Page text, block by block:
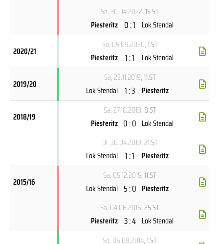
Sa, 30.04.2022, 15.ST
Piesteritz 0 : 1 Lok Stendal
2020/21
Sa, 05.09.2020, 1.ST
Piesteritz 1 : 1 Lok Stendal
2019/20
Sa, 23.11.2019, 11.ST
Lok Stendal 1 : 3 Piesteritz
2018/19
Sa, 27.10.2018, 8.ST
Piesteritz 0 : 0 Lok Stendal
Di, 30.04.2019, 21.ST
Lok Stendal 1 : 1 Piesteritz
2015/16
Sa, 05.12.2015, 11.ST
Lok Stendal 5 : 0 Piesteritz
Sa, 04.06.2016, 25.ST
Piesteritz 3 : 4 Lok Stendal
Sa, 06.09.2014, 1.ST